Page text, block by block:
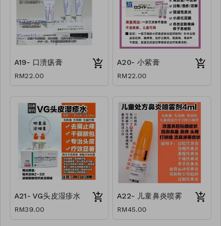
A19- 口溃疡膏
RM22.00
A20- 小紫膏
RM22.00
A21- VG头皮湿疹水
RM39.00
A22- 儿童鼻炎喷雾
RM45.00